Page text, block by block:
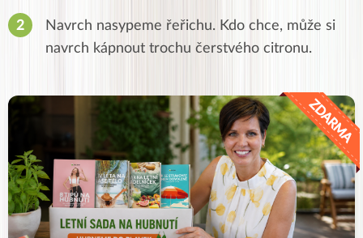
Navrch nasypeme řeřichu. Kdo chce, může si
navrch kápnout trochu čerstvého citronu.